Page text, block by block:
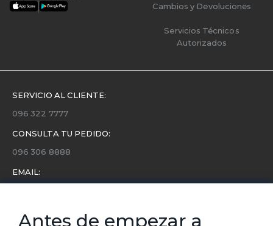
Cambios y Devoluciones
Servicios Técnicos
Autorizados
SERVICIO AL CLIENTE:
096 322 7777
CONSULTA TU PEDIDO:
096 306 8888
EMAIL:
Antes de empezar a